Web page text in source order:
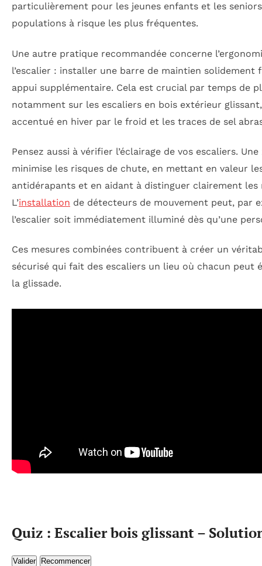
particulièrement pour les jeunes enfants et les
populations à risque les plus fréquentes.
Une autre pratique recommandée concerne
l’escalier : installer une barre de maintien solidement
appui supplémentaire. Cela est crucial par temps de
notamment sur les escaliers en bois extérieur
accentué en hiver par le froid et les traces de sel
Pensez aussi à vérifier l’éclairage de vos escaliers.
minimise les risques de chute, en mettant en valeur
antidérapants et en aidant à distinguer clairement les
L’installation de détecteurs de mouvement peut, par
l’escalier soit immédiatement illuminé dès qu’une
Ces mesures combinées contribuent à créer un
sécurisé qui fait des escaliers un lieu où chacun peut
la glissade.
Quiz : Escalier bois glissant –
Valider Recommencer